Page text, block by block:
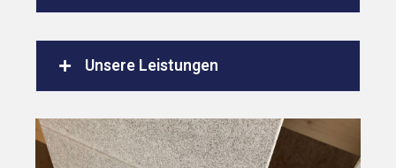
Unsere Leistungen